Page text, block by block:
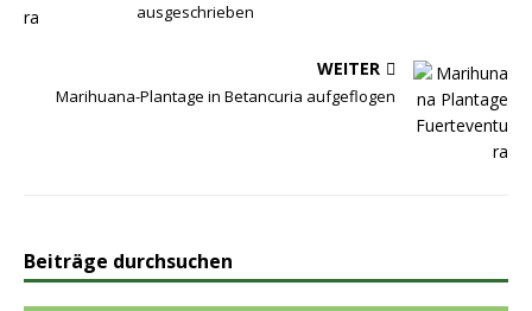
ausgeschrieben
WEITER
Marihuana-Plantage in Betancuria aufgeflogen
Beiträge durchsuchen